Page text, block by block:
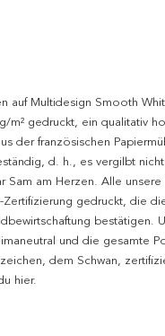
auf Multidesign Smooth
m² gedruckt, ein qualitativ
der französischen
d. h., es vergilbt
Sam am Herzen. Alle
Zertifizierung gedruckt, die
bestätigen.
und die gesamte
dem Schwan,
hier.